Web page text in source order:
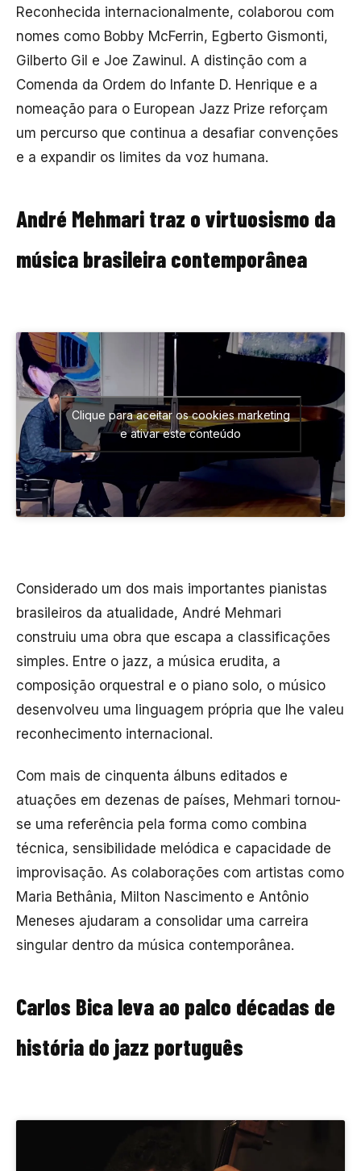
Reconhecida internacionalmente, colaborou com
nomes como Bobby McFerrin, Egberto Gismonti,
Gilberto Gil e Joe Zawinul. A distinção com a
Comenda da Ordem do Infante D. Henrique e a
nomeação para o European Jazz Prize reforçam
um percurso que continua a desafiar convenções
e a expandir os limites da voz humana.
André Mehmari traz o virtuosismo da
música brasileira contemporânea
Clique para aceitar os cookies marketing
e ativar este conteúdo
Considerado um dos mais importantes pianistas
brasileiros da atualidade, André Mehmari
construiu uma obra que escapa a classificações
simples. Entre o jazz, a música erudita, a
composição orquestral e o piano solo, o músico
desenvolveu uma linguagem própria que lhe valeu
reconhecimento internacional.
Com mais de cinquenta álbuns editados e
atuações em dezenas de países, Mehmari tornou-
se uma referência pela forma como combina
técnica, sensibilidade melódica e capacidade de
improvisação. As colaborações com artistas como
Maria Bethânia, Milton Nascimento e Antônio
Meneses ajudaram a consolidar uma carreira
singular dentro da música contemporânea.
Carlos Bica leva ao palco décadas de
história do jazz português